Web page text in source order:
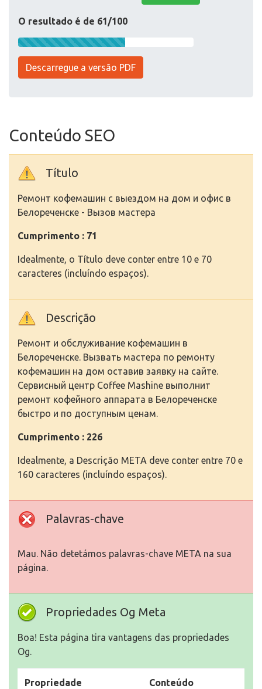
O resultado é de 61/100
Descarregue a versão PDF
Conteúdo SEO
Título
Ремонт кофемашин с выездом на дом и офис в
Белореченске - Вызов мастера
Cumprimento : 71
Idealmente, o Título deve conter entre 10 e 70
caracteres (incluíndo espaços).
Descrição
Ремонт и обслуживание кофемашин в
Белореченске. Вызвать мастера по ремонту
кофемашин на дом оставив заявку на сайте.
Сервисный центр Coffee Mashine выполнит
ремонт кофейного аппарата в Белореченске
быстро и по доступным ценам.
Cumprimento : 226
Idealmente, a Descrição META deve conter entre 70 e
160 caracteres (incluíndo espaços).
Palavras-chave
Mau. Não detetámos palavras-chave META na sua
página.
Propriedades Og Meta
Boa! Esta página tira vantagens das propriedades
Og.
Propriedade Conteúdo